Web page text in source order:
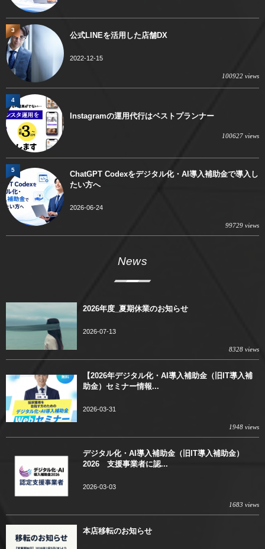
公式LINEを活用した店舗DX
2022-12-15
100922 views
3
Instagramの運用代行はベストプランナー
100627 views
4
ChatGPT Codexをデジタル化・AI導入補助金で導入し
たい方へ
2026-06-24
99729 views
5
News
2026年度_夏期休業のお知らせ
2026-07-13
8328 views
【2026年デジタル化・AI導入補助金（旧IT導入補
助金）セミナー情報...
2026-03-31
1948 views
デジタル化・AI導入補助金（旧IT導入補助金）
2026 支援事業者に認...
2026-03-03
1683 views
本店移転のお知らせ